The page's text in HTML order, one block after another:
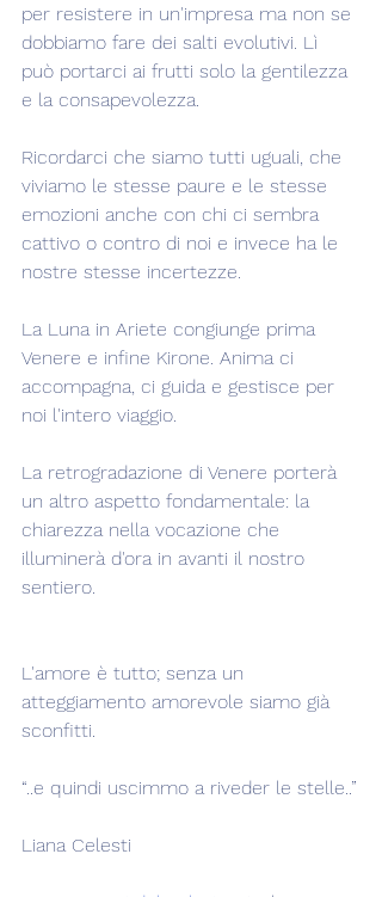
per resistere in un'impresa ma non se
dobbiamo fare dei salti evolutivi. Lì
può portarci ai frutti solo la gentilezza
e la consapevolezza.
Ricordarci che siamo tutti uguali, che
viviamo le stesse paure e le stesse
emozioni anche con chi ci sembra
cattivo o contro di noi e invece ha le
nostre stesse incertezze.
La Luna in Ariete congiunge prima
Venere e infine Kirone. Anima ci
accompagna, ci guida e gestisce per
noi l'intero viaggio.
La retrogradazione di Venere porterà
un altro aspetto fondamentale: la
chiarezza nella vocazione che
illuminerà d'ora in avanti il nostro
sentiero.
L'amore è tutto; senza un
atteggiamento amorevole siamo già
sconfitti.
“..e quindi uscimmo a riveder le stelle..”
Liana Celesti